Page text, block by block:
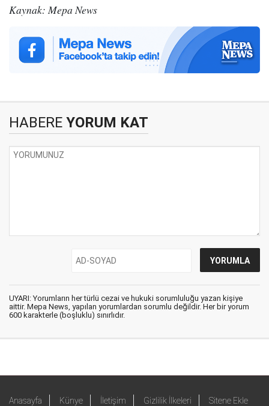
Kaynak: Mepa News
HABERE YORUM KAT
UYARI: Yorumların her türlü cezai ve hukuki sorumluluğu yazan kişiye
aittir. Mepa News, yapılan yorumlardan sorumlu değildir. Her bir yorum
600 karakterle (boşluklu) sınırlıdır.
Anasayfa Künye İletişim Gizlilik İlkeleri Sitene Ekle